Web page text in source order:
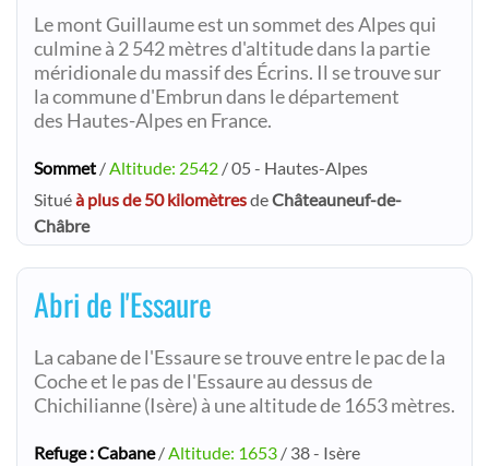
Le mont Guillaume est un sommet des Alpes qui
culmine à 2 542 mètres d'altitude dans la partie
méridionale du massif des Écrins. Il se trouve sur
la commune d'Embrun dans le département
des Hautes-Alpes en France.
Sommet / Altitude: 2542 / 05 - Hautes-Alpes
Situéà plus de 50 kilomètresdeChâteauneuf-de-
Châbre
Abri de l'Essaure
La cabane de l'Essaure se trouve entre le pac de la
Coche et le pas de l'Essaure au dessus de
Chichilianne (Isère) à une altitude de 1653 mètres.
Refuge : Cabane/ Altitude: 1653 / 38 - Isère